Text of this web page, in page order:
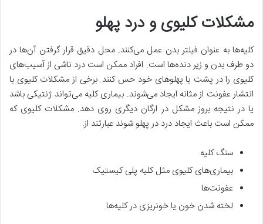
مشکلات کلیوی و درد پهلو
کلیه‌ها به عنوان فیلتر بدن عمل می‌کنند. محل دقیق قرار گرفتن آن‌ها در
دو طرف بدن و زیر دنده‌ها است. افراد ممکن است درد ناشی از آسیب‌های
کلیوی را در پشت یا پهلوهای خود حس کنند. برخی از مشکلات کلیوی با
انتشار عفونت از مثانه ایجاد می‌شوند. بیماری کلیه می‌تواند ژنتیکی باشد
یا در نتیجه بروز مشکل در ارگان دیگری روی دهد. مشکلات کلیوی که
ممکن است باعث ایجاد درد در پهلو شوند عبارتند از:
سنگ کلیه
بیماری‌های کلیوی مثل کلیه پلی کیستیک
عفونت‌ها
لخته شدن خون یا خونریزی در کلیه‌ها